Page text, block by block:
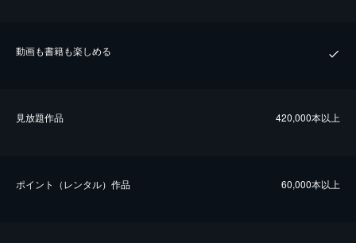
動画も書籍も楽しめる
⾒放題作品 420,000本以上
ポイント（レンタル）作品 60,000本以上